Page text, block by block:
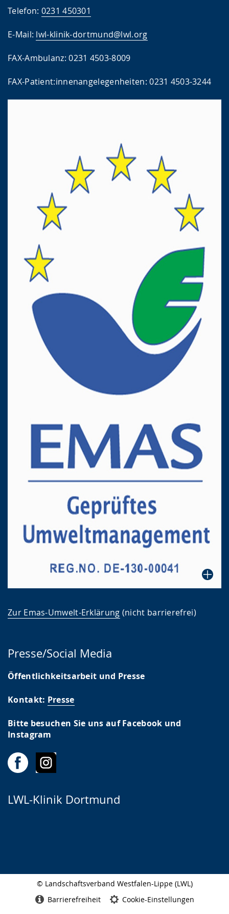
Telefon: 0231 450301
E-Mail: lwl-klinik-dortmund@lwl.org
FAX-Ambulanz: 0231 4503-8009
FAX-Patient:innenangelegenheiten: 0231 4503-3244
Zur Emas-Umwelt-Erklärung (nicht barrierefrei)
Presse/Social Media
Öffentlichkeitsarbeit und Presse
Kontakt: Presse
Bitte besuchen Sie uns auf Facebook und
Instagram
LWL-Klinik Dortmund
© Landschaftsverband Westfalen-Lippe (LWL)
Barrierefreiheit Cookie-Einstellungen